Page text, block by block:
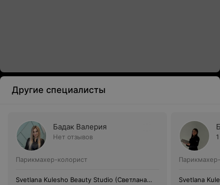
Другие специалисты
Бадак Валерия
Нет отзывов
Парикмахер-колорист
Svetlana Kulesho Beauty Studio (Светлана
Svetlana